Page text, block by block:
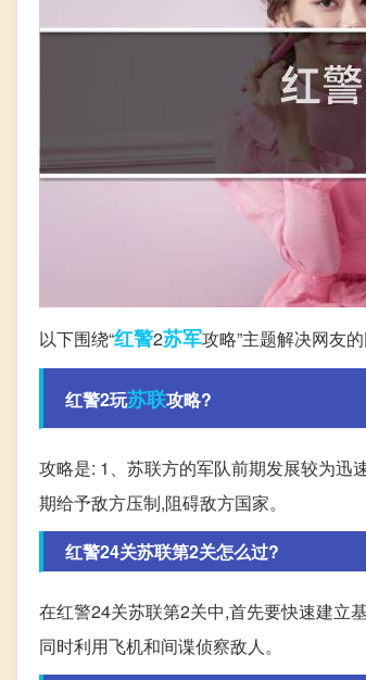
以下围绕“红警2苏军攻略”主题解决网友
红警2玩苏联攻略?
攻略是: 1、苏联方的军队前期发展较为迅
期给予敌方压制,阻碍敌方国家。
红警24关苏联第2关怎么过?
在红警24关苏联第2关中,首先要快速建立
同时利用飞机和间谍侦察敌人。